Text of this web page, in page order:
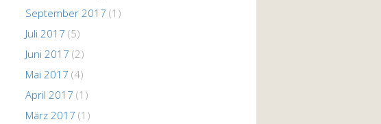
September 2017 (1)
Juli 2017 (5)
Juni 2017 (2)
Mai 2017 (4)
April 2017 (1)
März 2017 (1)